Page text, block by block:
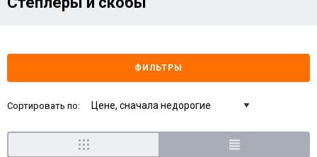
ФИЛЬТРЫ
Сортировать по: